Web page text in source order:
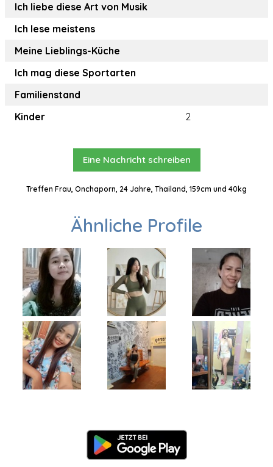
Ich liebe diese Art von Musik
Ich lese meistens
Meine Lieblings-Küche
Ich mag diese Sportarten
Familienstand
Kinder
2
Eine Nachricht schreiben
Treffen Frau, Onchaporn, 24 Jahre, Thailand, 159cm und 40kg
Ähnliche Profile